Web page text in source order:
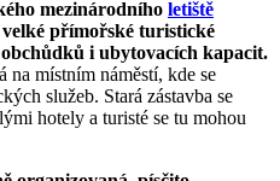
mezinárodního letiště
velké přímořské turistické
i ubytovacích kapacit.
na místním náměstí, kde se
služeb. Stará zástavba se
hotely a turisté se tu mohou